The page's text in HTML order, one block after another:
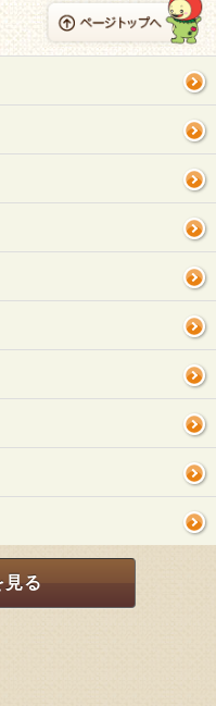
見る